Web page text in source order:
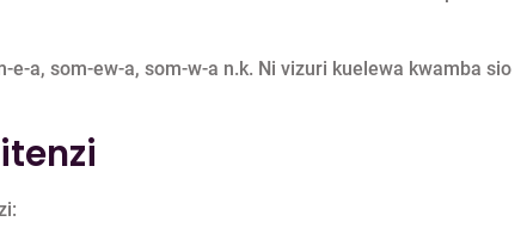
e-a, som-ew-a, som-w-a n.k. Ni vizuri kuelewa kwamba sio